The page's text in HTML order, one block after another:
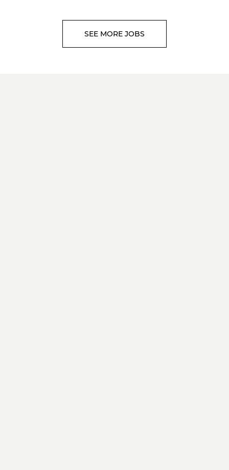
SEE MORE JOBS